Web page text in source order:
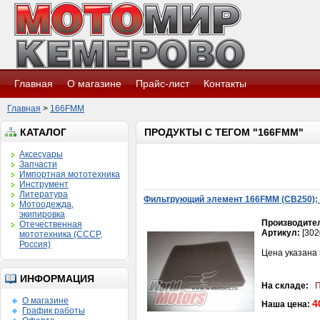
Главная О магазине Прайс-лист Контакты
Главная > 166FMM
КАТАЛОГ
Аксесуары
Запчасти
Импортная мототехника
Инструмент
Литература
Мотоодежда,
экипировка
Отечественная
мототехника (СССР,
Россия)
ИНФОРМАЦИЯ
О магазине
График работы
ПРОДУКТЫ С ТЕГОМ "166FMM"
Фильтрующий элемент 166FMM (CB250);
Артикул:
Цена указана
На складе:
Наша цена: